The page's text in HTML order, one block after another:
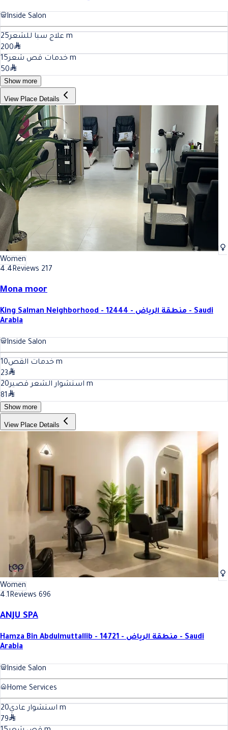
Inside Salon
علاج سبا للشعر25
m
200
خدمات قص شعر15
m
50
Show more
View Place Details
Women
4.4Reviews 217
Mona moor
King Salman Neighborhood - 12444 - منطقة الرياض - Saudi
Arabia
Inside Salon
خدمات القص10
m
23
استشوار الشعر قصير20
m
81
Show more
View Place Details
Women
4.1Reviews 696
ANJU SPA
Hamza Bin Abdulmuttallib - 14721 - منطقة الرياض - Saudi
Arabia
Inside Salon
Home Services
استشوار عادي20
m
79